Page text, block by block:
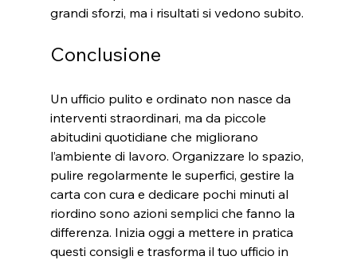
grandi sforzi, ma i risultati si vedono subito.
Conclusione
Un ufficio pulito e ordinato non nasce da
interventi straordinari, ma da piccole
abitudini quotidiane che migliorano
l’ambiente di lavoro. Organizzare lo spazio,
pulire regolarmente le superfici, gestire la
carta con cura e dedicare pochi minuti al
riordino sono azioni semplici che fanno la
differenza. Inizia oggi a mettere in pratica
questi consigli e trasforma il tuo ufficio in